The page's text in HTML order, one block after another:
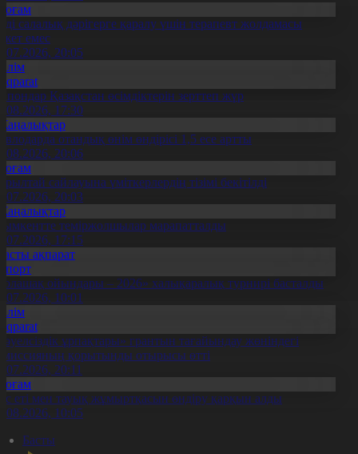
салалық дәрігерге қаралу үшін терапевт жолдамасы
емес
20:05
Қазақстан өсімдіктерін зерттеп жүр
17:30
отандық өнім өндірісі 1,5 есе артты
20:06
сайлауына үміткерлердің тізімі бекітілді
20:03
теміржолшылар марапатталды
17:15
ақпарат
ойындары – 2026» халықаралық турнирі басталды
10:01
ұрпақтары» грантын тағайындау жөніндегі
қорытынды отырысы өтті
20:11
еті мен тауық жұмыртқасын өндіру қарқын алды
10:05
Басты